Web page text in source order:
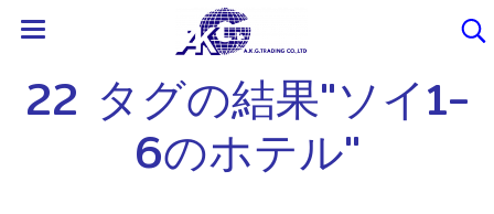
22 タグの結果"ソイ1-
6のホテル"